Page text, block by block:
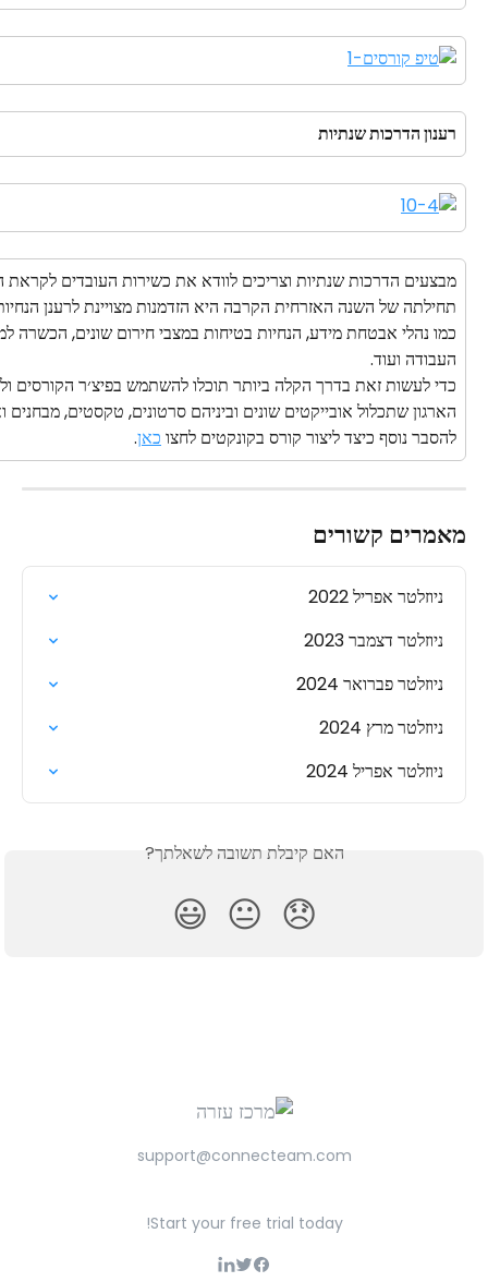
רענון הדרכות שנתיות
מבצעים הדרכות שנתיות וצריכים לוודא את כשירות העובדים
תחילתה של השנה האזרחית הקרבה היא הזדמנות מצויינת לרענן
כמו נהלי אבטחת מידע, הנחיות בטיחות במצבי חירום שונים, הכשרה
העבודה ועוד.
כדי לעשות זאת בדרך הקלה ביותר תוכלו להשתמש בפיצ׳ר הקורסים
הארגון שתכלול אובייקטים שונים וביניהם סרטונים, טקסטים, מבחנים
להסבר נוסף כיצד ליצור קורס בקונקטים לחצו כאן.
מאמרים קשורים
ניוזלטר אפריל 2022
ניוזלטר דצמבר 2023
ניוזלטר פברואר 2024
ניוזלטר מרץ 2024
ניוזלטר אפריל 2024
האם קיבלת תשובה לשאלתך?
😞
😐
😃
support@connecteam.com
Start your free trial today!